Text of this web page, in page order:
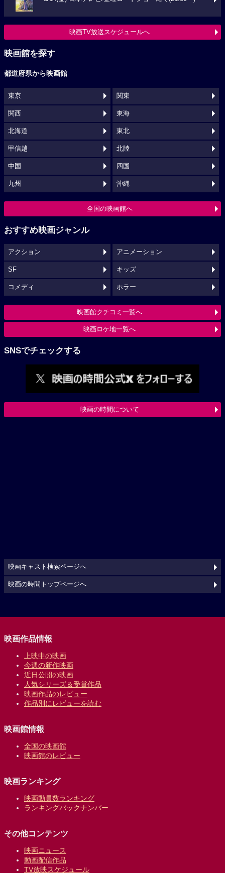
映画TV放送スケジュールへ
映画館を探す
都道府県から映画館
東京 関東
関西 東海
北海道 東北
甲信越 北陸
中国 四国
九州 沖縄
全国の映画館へ
おすすめ映画ジャンル
アクション アニメーション
SF キッズ
コメディ ホラー
映画館クチコミ一覧へ
映画ロケ地一覧へ
SNSでチェックする
映画の時間について
映画キャスト検索ページへ
映画の時間トップページへ
映画作品情報
上映中の映画
今週の新作映画
近日公開の映画
人気シリーズ＆受賞作品
映画作品のレビュー
作品別にレビューを読む
映画館情報
全国の映画館
映画館のレビュー
映画ランキング
映画動員数ランキング
ランキングバックナンバー
その他コンテンツ
映画ニュース
動画配信作品
TV放映スケジュール